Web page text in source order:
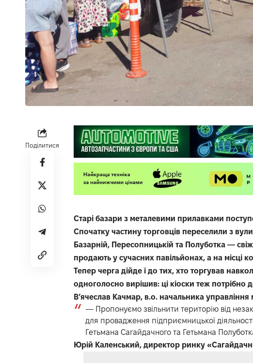
Поділитися
Старі базари з металевими прилавками
Спочатку частину торговців переселили з
Базарній, Пересопницькій та Полуботка —
продають у сучасних павільйонах, а на місці
Тепер черга дійде і до тих, хто торгував
одноголосно вирішив: ці кіоски теж потрібно
В’ячеслав Качмар, в.о. начальника управління
— Пропонуємо звільнити територію від
для провадження підприємницької
Гетьмана Сагайдачного та Гетьмана
Юрій Каленський, директор ринку